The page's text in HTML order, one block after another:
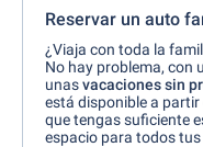
Reservar un auto
¿Viaja con toda la
No hay problema, con
unasvacaciones sin
está disponible a partir
que tengas suficiente
espacio para todos